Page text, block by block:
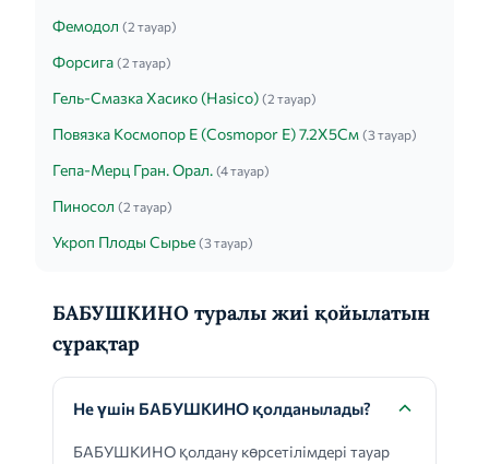
Фемодол (2 тауар)
Форсига (2 тауар)
Гель-Смазка Хасико (Hasiсo) (2 тауар)
Повязка Космопор Е (Cosmopor E) 7.2Х5См (3 тауар)
Гепа-Мерц Гран. Орал. (4 тауар)
Пиносол (2 тауар)
Укроп Плоды Сырье (3 тауар)
БАБУШКИНО туралы жиі қойылатын
сұрақтар
Не үшін БАБУШКИНО қолданылады?
БАБУШКИНО қолдану көрсетілімдері тауар